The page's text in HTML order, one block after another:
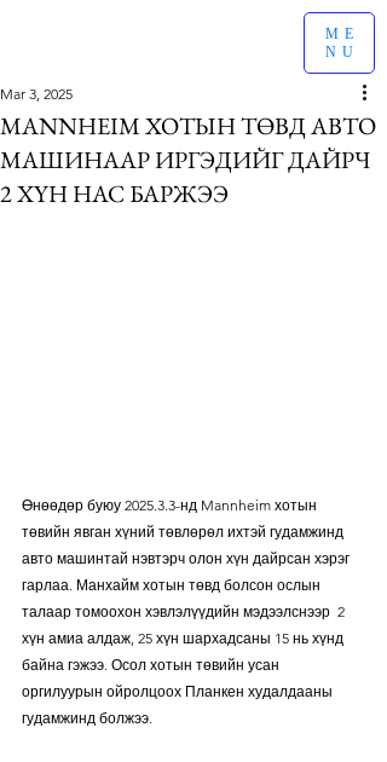
ME
NU
MANNHEIM ХОТЫН ТӨВД АВТО
МАШИНААР ИРГЭДИЙГ ДАЙРЧ
2 ХҮН НАС БАРЖЭЭ
Mar 3, 2025
Өнөөдөр буюу 2025.3.3-нд Mannheim хотын
төвийн явган хүний төвлөрөл ихтэй гудамжинд
авто машинтай нэвтэрч олон хүн дайрсан хэрэг
гарлаа. Манхайм хотын төвд болсон ослын
талаар томоохон хэвлэлүүдийн мэдээлснээр  2
хүн амиа алдаж, 25 хүн шархадсаны 15 нь хүнд
байна гэжээ. Осол хотын төвийн усан
оргилуурын ойролцоох Планкен худалдааны
гудамжинд болжээ.